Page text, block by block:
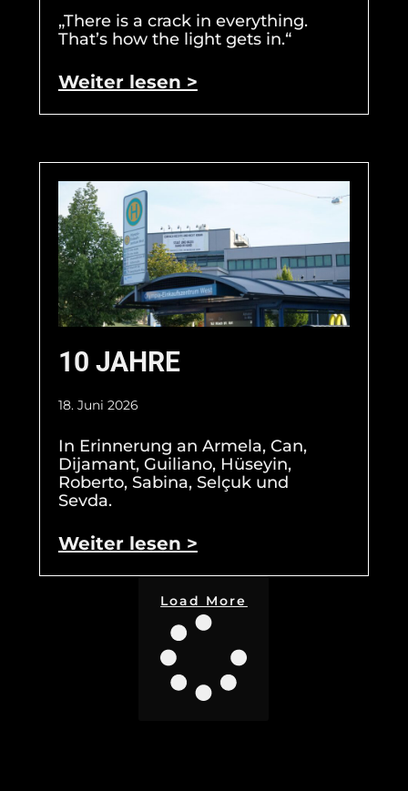
„There is a crack in everything.
That’s how the light gets in.“
Weiter lesen >
10 JAHRE
18. Juni 2026
In Erinnerung an Armela, Can,
Dijamant, Guiliano, Hüseyin,
Roberto, Sabina, Selçuk und
Sevda.
Weiter lesen >
Load More